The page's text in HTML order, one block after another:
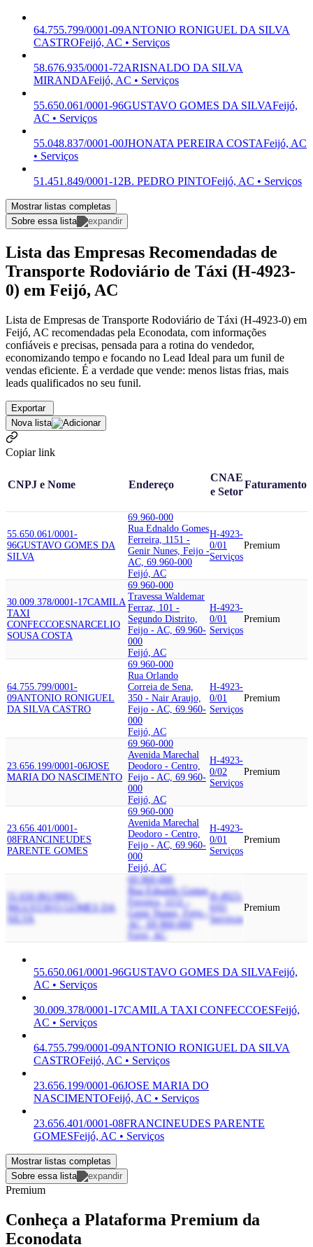
64.755.799/0001-09ANTONIO RONIGUEL DA SILVA
CASTROFeijó, AC • Serviços
58.676.935/0001-72ARISNALDO DA SILVA
MIRANDAFeijó, AC • Serviços
55.650.061/0001-96GUSTAVO GOMES DA SILVAFeijó,
AC • Serviços
55.048.837/0001-00JHONATA PEREIRA COSTAFeijó, AC
• Serviços
51.451.849/0001-12B. PEDRO PINTOFeijó, AC • Serviços
Mostrar listas completas
Sobre essa lista
Lista das Empresas Recomendadas de
Transporte Rodoviário de Táxi (H-4923-
0) em Feijó, AC
Lista de Empresas de Transporte Rodoviário de Táxi (H-4923-0) em
Feijó, AC recomendadas pela Econodata, com informações
confiáveis e precisas, pensada para a rotina do vendedor,
economizando tempo e focando no Lead Ideal para um funil de
vendas eficiente. É a verdade que vende: menos listas frias, mais
leads qualificados no seu funil.
Exportar
Nova lista
Copiar link
CNPJ e Nome Endereço
CNAE
e Setor
Faturamento
55.650.061/0001-
96GUSTAVO GOMES DA
SILVA
69.960-000
Rua Ednaldo Gomes
Ferreira, 1151 -
Genir Nunes, Feijo -
AC, 69.960-000
Feijó, AC
H-4923-
0/01
Serviços
Premium
30.009.378/0001-17CAMILA
TAXI
CONFECCOESNARCELIO
SOUSA COSTA
69.960-000
Travessa Waldemar
Ferraz, 101 -
Segundo Distrito,
Feijo - AC, 69.960-
000
Feijó, AC
H-4923-
0/01
Serviços
Premium
64.755.799/0001-
09ANTONIO RONIGUEL
DA SILVA CASTRO
69.960-000
Rua Orlando
Correia de Sena,
350 - Nair Araujo,
Feijo - AC, 69.960-
000
Feijó, AC
H-4923-
0/01
Serviços
Premium
23.656.199/0001-06JOSE
MARIA DO NASCIMENTO
69.960-000
Avenida Marechal
Deodoro - Centro,
Feijo - AC, 69.960-
000
Feijó, AC
H-4923-
0/02
Serviços
Premium
23.656.401/0001-
08FRANCINEUDES
PARENTE GOMES
69.960-000
Avenida Marechal
Deodoro - Centro,
Feijo - AC, 69.960-
000
Feijó, AC
H-4923-
0/01
Serviços
Premium
55.650.061/0001-
96GUSTAVO GOMES DA
69.960-000
Rua Ednaldo Gomes
Ferreira, 1151 -
Genir Nunes, Feijo -
AC, 69.960-000
Feijó, AC
H-4923-
Serviços
Premium
55.650.061/0001-96GUSTAVO GOMES DA SILVAFeijó,
AC • Serviços
30.009.378/0001-17CAMILA TAXI CONFECCOESFeijó,
AC • Serviços
64.755.799/0001-09ANTONIO RONIGUEL DA SILVA
CASTROFeijó, AC • Serviços
23.656.199/0001-06JOSE MARIA DO
NASCIMENTOFeijó, AC • Serviços
23.656.401/0001-08FRANCINEUDES PARENTE
GOMESFeijó, AC • Serviços
Mostrar listas completas
Sobre essa lista
Premium
Conheça a Plataforma Premium da
Econodata